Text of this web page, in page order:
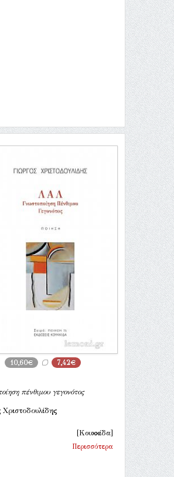
10,60€ 7,42€
πένθιμου γεγονότος
Χριστοδουλίδης
[Κουκκίδα]
Περισσότερα